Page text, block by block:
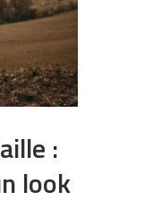
:
look